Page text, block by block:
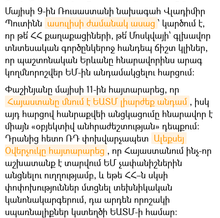
Մայիսի 9-ին Ռուսաստանի նախագահ Վլադիմիր
Պուտինն ասուլիսի ժամանակ ասաց ՝ կարծում է,
որ թե՛ ՀՀ քաղաքացիների, թե՛ Մոսկվայի՝ գլխավոր
տնտեսական գործընկերոջ հանդեպ ճիշտ կլիներ,
որ պաշտոնական Երևանը հնարավորինս արագ
կողմնորոշվեր ԵՄ-ին անդամակցելու հարցում։
Փաշինյանը մայիսի 11-ին հայտարարեց, որ
Հայաստանը մնում է ԵԱՏՄ լիարժեք անդամ , իսկ
այդ հարցով հանրաքվեի անցկացումը հնարավոր է
միայն «օբյեկտիվ անհրաժեշտության» դեպքում:
Դրանից հետո ՌԴ փոխվարչապետ Ալեքսեյ
Օվերչուկը հայտարարեց , որ Հայաստանում ինչ-որ
աշխատանք է տարվում ԵՄ չափանիշներին
անցնելու ուղղությամբ, և եթե ՀՀ–ն սկսի
փոփոխություններ մտցնել տեխնիկական
կանոնակարգերում, դա արդեն որոշակի
սպառնալիքներ կստեղծի ԵԱՏՄ-ի համար: